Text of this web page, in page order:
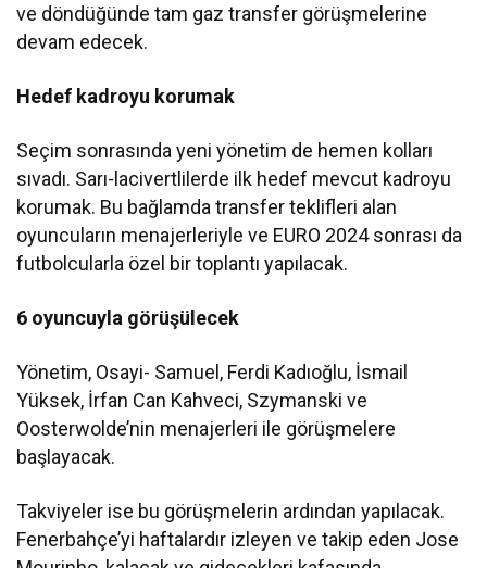
ve döndüğünde tam gaz transfer görüşmelerine
devam edecek.
Hedef kadroyu korumak
Seçim sonrasında yeni yönetim de hemen kolları
sıvadı. Sarı-lacivertlilerde ilk hedef mevcut kadroyu
korumak. Bu bağlamda transfer teklifleri alan
oyuncuların menajerleriyle ve EURO 2024 sonrası da
futbolcularla özel bir toplantı yapılacak.
6 oyuncuyla görüşülecek
Yönetim, Osayi- Samuel, Ferdi Kadıoğlu, İsmail
Yüksek, İrfan Can Kahveci, Szymanski ve
Oosterwolde’nin menajerleri ile görüşmelere
başlayacak.
Takviyeler ise bu görüşmelerin ardından yapılacak.
Fenerbahçe’yi haftalardır izleyen ve takip eden Jose